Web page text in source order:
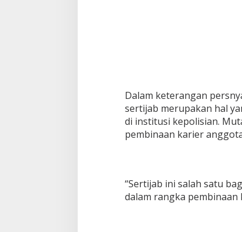
Dalam keterangan
sertijab merupakan hal
di institusi kepolisian.
pembinaan karier
“Sertijab ini salah satu
dalam rangka